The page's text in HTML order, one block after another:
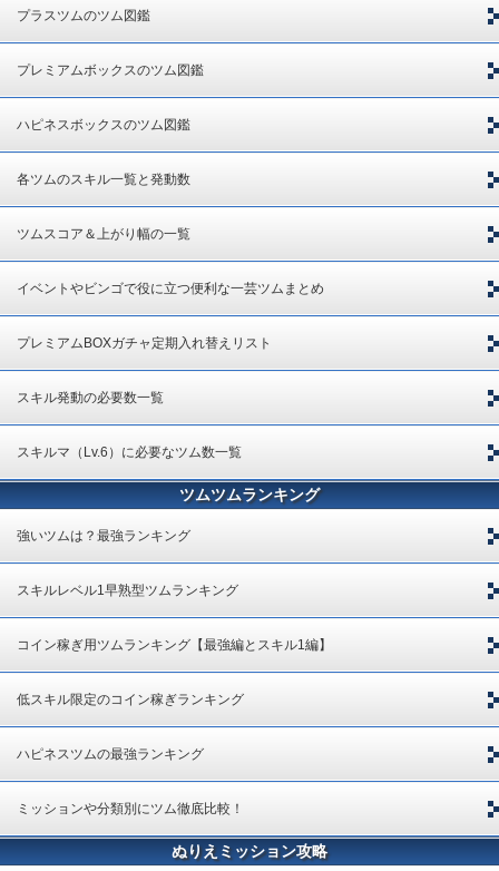
プラスツムのツム図鑑
プレミアムボックスのツム図鑑
ハピネスボックスのツム図鑑
各ツムのスキル一覧と発動数
ツムスコア＆上がり幅の一覧
イベントやビンゴで役に立つ便利な一芸ツムまとめ
プレミアムBOXガチャ定期入れ替えリスト
スキル発動の必要数一覧
スキルマ（Lv.6）に必要なツム数一覧
ツムツムランキング
強いツムは？最強ランキング
スキルレベル1早熟型ツムランキング
コイン稼ぎ用ツムランキング【最強編とスキル1編】
低スキル限定のコイン稼ぎランキング
ハピネスツムの最強ランキング
ミッションや分類別にツム徹底比較！
ぬりえミッション攻略